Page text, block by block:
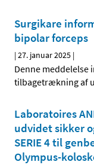
Surgikare
bipolar forceps
|27. januar 2025 |
Denne
tilbagetrækning af
Laboratoires
udvidet sikker
SERIE 4 til
Olympus-